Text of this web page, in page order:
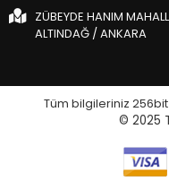
ZÜBEYDE HANIM
ALTINDAĞ / ANKARA
Tüm bilgileriniz 256bit
© 2025